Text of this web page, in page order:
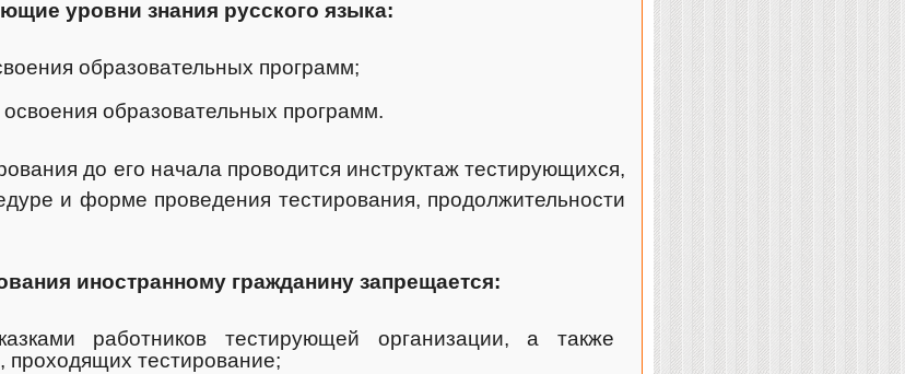
уровни знания русского языка:
образовательных программ;
образовательных программ.
до его начала проводится инструктаж тестирующихся,
и форме проведения тестирования, продолжительности
иностранному гражданину запрещается:
работников тестирующей организации, а также
проходящих тестирование;